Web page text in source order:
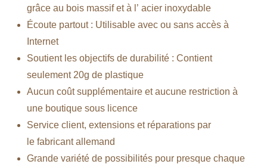
grâce au bois massif et à l’ acier inoxydable
Écoute partout : Utilisable avec ou sans accès à
Internet
Soutient les objectifs de durabilité : Contient
seulement 20g de plastique
Aucun coût supplémentaire et aucune restriction à
une boutique sous licence
Service client, extensions et réparations par
le fabricant allemand
Grande variété de possibilités pour presque chaque